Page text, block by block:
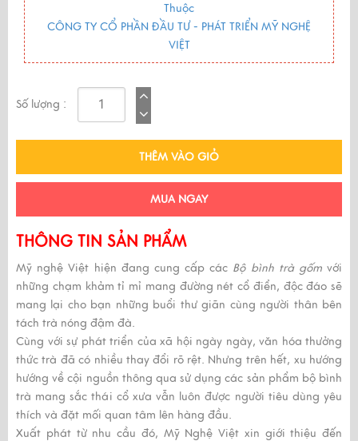
Thuộc
CÔNG TY CỔ PHẦN ĐẦU TƯ - PHÁT TRIỂN MỸ NGHỆ
VIỆT
Số lượng :
THÊM VÀO GIỎ
MUA NGAY
THÔNG TIN SẢN PHẨM
Mỹ nghệ Việt hiện đang cung cấp các Bộ bình trà gốmvới
những chạm khảm tỉ mỉ mang đường nét cổ điển, độc đáo sẽ
mang lại cho bạn những buổi thư giãn cùng người thân bên
tách trà nóng đậm đà.
Cùng với sự phát triển của xã hội ngày ngày, văn hóa thưởng
thức trà đã có nhiều thay đổi rõ rệt. Nhưng trên hết, xu hướng
hướng về cội nguồn thông qua sử dụng các sản phẩm bộ bình
trà mang sắc thái cổ xưa vẫn luôn được người tiêu dùng yêu
thích và đặt mối quan tâm lên hàng đầu.
Xuất phát từ nhu cầu đó, Mỹ Nghệ Việt xin giới thiệu đến